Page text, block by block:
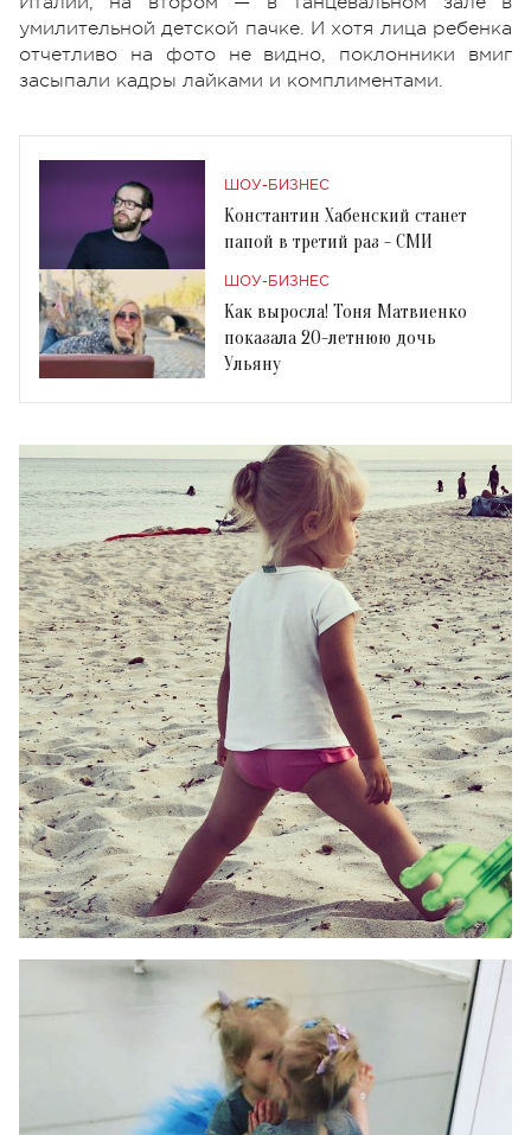
умилительной детской пачке. И хотя лица ребенка
отчетливо на фото не видно, поклонники вмиг
засыпали кадры лайками и комплиментами.
ШОУ-БИЗНЕС
Константин Хабенский станет
папой в третий раз - СМИ
ШОУ-БИЗНЕС
Как выросла! Тоня Матвиенко
показала 20-летнюю дочь
Ульяну